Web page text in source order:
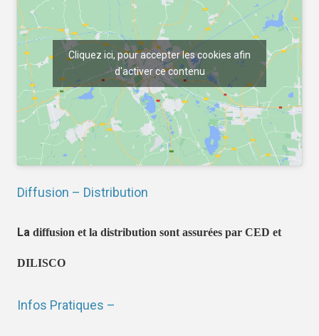
Cliquez ici, pour accepter les cookies afin
d'activer ce contenu
Diffusion – Distribution
La diffusion et la distribution sont assurées par CED et
DILISCO
Infos Pratiques –